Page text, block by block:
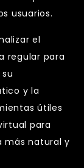
usuarios.
el
regular para
y la
útiles
para
más natural y